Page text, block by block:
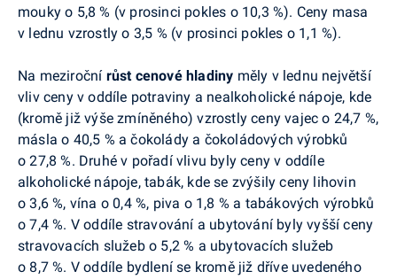
mouky o 5,8 % (v prosinci pokles o 10,3 %). Ceny masa
v lednu vzrostly o 3,5 % (v prosinci pokles o 1,1 %).
Na meziroční růst cenové hladiny měly v lednu největší
vliv ceny v oddíle potraviny a nealkoholické nápoje, kde
(kromě již výše zmíněného) vzrostly ceny vajec o 24,7 %,
másla o 40,5 % a čokolády a čokoládových výrobků
o 27,8 %. Druhé v pořadí vlivu byly ceny v oddíle
alkoholické nápoje, tabák, kde se zvýšily ceny lihovin
o 3,6 %, vína o 0,4 %, piva o 1,8 % a tabákových výrobků
o 7,4 %. V oddíle stravování a ubytování byly vyšší ceny
stravovacích služeb o 5,2 % a ubytovacích služeb
o 8,7 %. V oddíle bydlení se kromě již dříve uvedeného